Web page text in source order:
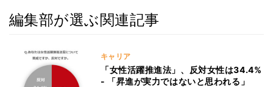
編集部が選ぶ関連記事
キャリア
「女性活躍推進法」、反対女性は34.4%
- 「昇進が実力ではないと思われる」